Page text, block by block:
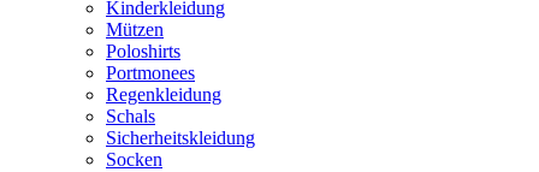
Kinderkleidung
Mützen
Poloshirts
Portmonees
Regenkleidung
Schals
Sicherheitskleidung
Socken